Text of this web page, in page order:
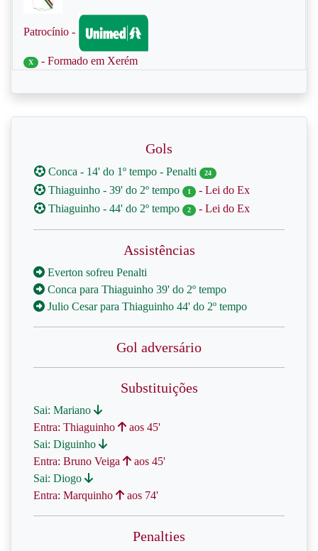
Patrocínio -
X - Formado em Xerém
Gols
Conca - 14' do 1º tempo - Penalti 24
Thiaguinho - 39' do 2º tempo 1
- Lei do Ex
Thiaguinho - 44' do 2º tempo
2 - Lei do Ex
Assistências
Everton sofreu Penalti
Conca para Thiaguinho 39' do 2º tempo
Julio Cesar para Thiaguinho 44' do 2º tempo
Gol adversário
Substituições
Sai: Mariano
Entra: Thiaguinho
aos 45'
Sai: Diguinho
Entra: Bruno Veiga
aos 45'
Sai: Diogo
Entra: Marquinho
aos 74'
Penalties